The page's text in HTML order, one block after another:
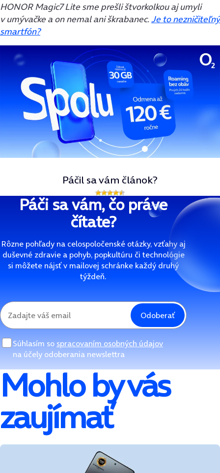
HONOR Magic7 Lite sme prešli štvorkolkou aj umyli
v umývačke a on nemal ani škrabanec.Je to nezničiteľný
smartfón?
Páčil sa vám článok?
Páči sa vám, čo práve
čítate?
Rôzne pohľady na celospoločenské otázky, vzťahy aj
duševné zdravie a pohyb, popkultúru či technológie
si môžete nájsť v mailovej schránke každý druhý
týždeň.
Odoberať
Súhlasím so spracovaním osobných údajov
na účely odoberania newslettra
Mohlo by vás
zaujímať